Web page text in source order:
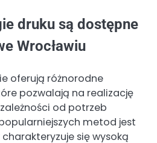
druku są dostępne
Wrocławiu
oferują różnorodne
pozwalają na realizację
od potrzeb
metod jest
się wysoką